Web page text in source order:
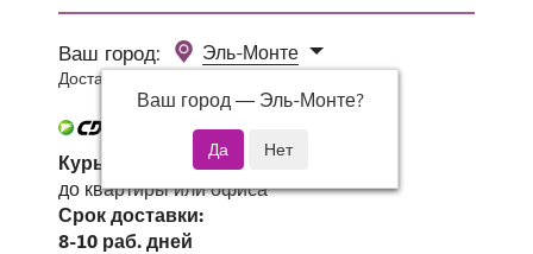
Ваш город:
Эль-Монте
Ваш город — Эль-Монте?
Доставка 0 руб при заказе от 3000 руб.
Курьер СДЭК
до квартиры или офиса
Срок доставки:
8-10 раб. дней